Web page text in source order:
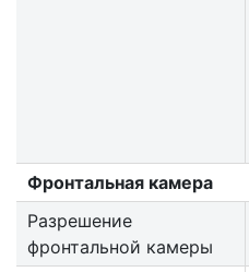
Фронтальная камера
Разрешение
фронтальной камеры